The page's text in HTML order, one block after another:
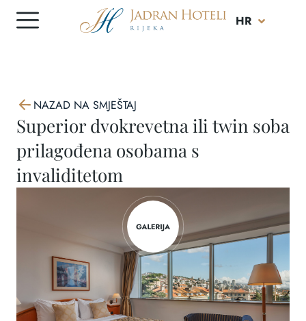
HR
IT
NAZAD NA SMJEŠTAJ
Superior dvokrevetna ili twin soba
prilagođena osobama s
invaliditetom